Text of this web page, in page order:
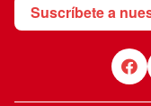
Suscríbete a